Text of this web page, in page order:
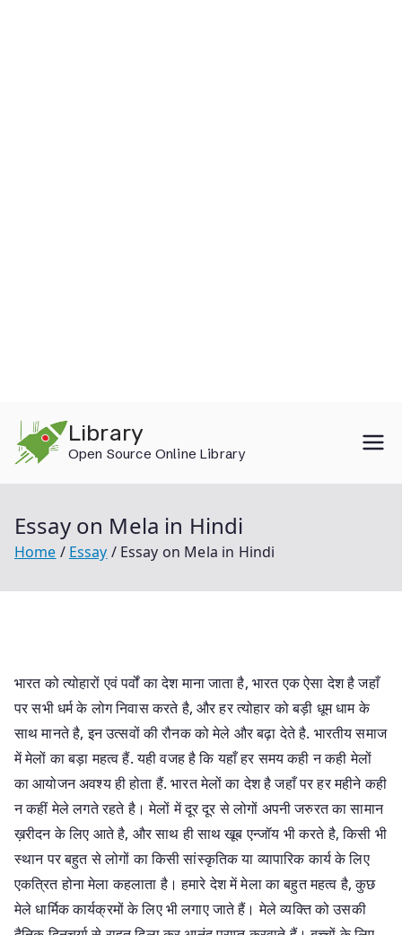
content
Library
Open Source Online Library
Essay on Mela in Hindi
Home Essay Essay on Mela in Hindi
भारत को त्योहारों एवं पर्वों का देश माना जाता है, भारत एक ऐसा देश है जहाँ
पर सभी धर्म के लोग निवास करते है, और हर त्योहार को बड़ी धूम धाम के
साथ मानते है, इन उत्सवों की रौनक को मेले और बढ़ा देते है. भारतीय समाज
में मेलों का बड़ा महत्व हैं. यही वजह है कि यहाँ हर समय कही न कही मेलों
का आयोजन अवश्य ही होता हैं. भारत मेलों का देश है जहाँ पर हर महीने कही
न कहीं मेले लगते रहते है। मेलों में दूर दूर से लोगों अपनी जरुरत का सामान
ख़रीदन के लिए आते है, और साथ ही साथ खूब एन्जॉय भी करते है, किसी भी
स्थान पर बहुत से लोगों का किसी सांस्कृतिक या व्यापारिक कार्य के लिए
एकत्रित होना मेला कहलाता है। हमारे देश में मेला का बहुत महत्व है, कुछ
मेले धार्मिक कार्यक्रमों के लिए भी लगाए जाते हैं। मेले व्यक्ति को उसकी